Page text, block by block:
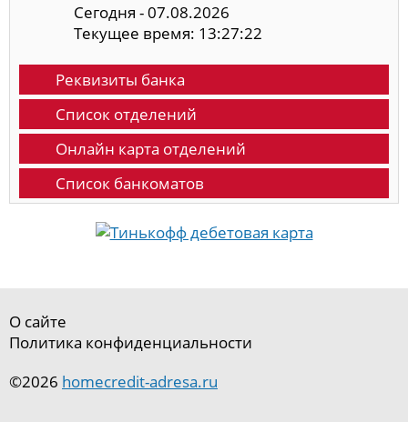
Сегодня - 07.08.2026
Текущее время: 13:27:23
Реквизиты банка
Список отделений
Онлайн карта отделений
Список банкоматов
О сайте
Политика конфиденциальности
©2026 homecredit-adresa.ru